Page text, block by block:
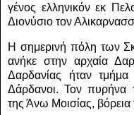
γένος ελληνικόν εκ
Διονύσιο τον
Η σημερινή πόλη των
ανήκε στην αρχαία
Δαρδανίας ήταν
Δάρδανοι. Τον πυρήνα
της Άνω Μοισίας,